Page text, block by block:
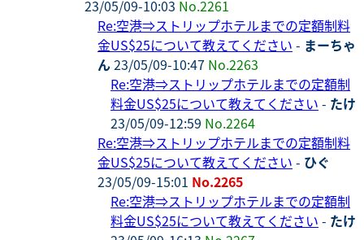
23/05/09-10:03 No.2261
Re:空港⇒ストリップホテルまでの定額制料
金US$25について教えてください - まーちゃ
ん23/05/09-10:47 No.2263
Re:空港⇒ストリップホテルまでの定額制
料金US$25について教えてください - たけ
23/05/09-12:59 No.2264
Re:空港⇒ストリップホテルまでの定額制料
金US$25について教えてください - ひぐ
23/05/09-15:01 No.2265
Re:空港⇒ストリップホテルまでの定額制
料金US$25について教えてください - たけ